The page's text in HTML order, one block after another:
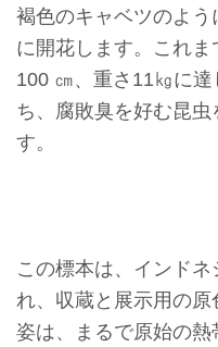
ー
ス
収
蔵
台
博
褐色のキャベツのよ
に開花します。これ
100 ㎝、重さ11㎏に
ち、腐敗臭を好む昆
す。
この標本は、インド
れ、収蔵と展示用の
姿は、まるで原始の熱